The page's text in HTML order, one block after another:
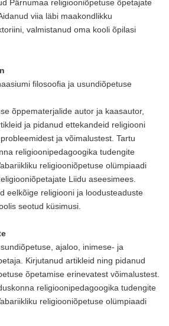
Pärnumaa religiooniõpetuse õpetajate
viia läbi maakondlikku
valmistanud oma kooli õpilasi
filosoofia ja usundiõpetuse
õppematerjalide autor ja kaasautor,
ja pidanud ettekandeid religiooni
ja võimalustest. Tartu
religioonipedagoogika tudengite
religiooniõpetuse olümpiaadi
Liidu aseesimees.
eelkõige religiooni ja loodusteaduste
seotud küsimusi.
ajaloo, inimese- ja
Kirjutanud artikleid ning pidanud
õpetamise erinevatest võimalustest.
religioonipedagoogika tudengite
religiooniõpetuse olümpiaadi